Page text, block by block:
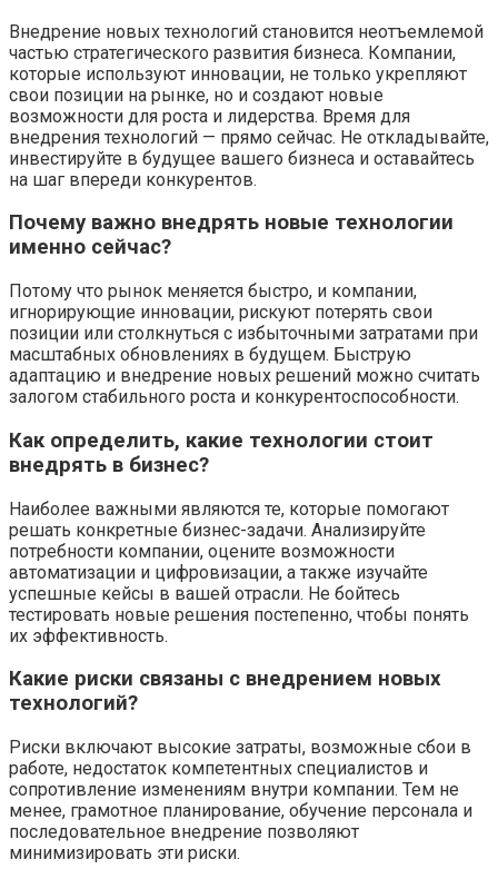
Внедрение новых технологий становится неотъемлемой
частью стратегического развития бизнеса. Компании,
которые используют инновации, не только укрепляют
свои позиции на рынке, но и создают новые
возможности для роста и лидерства. Время для
внедрения технологий — прямо сейчас. Не откладывайте,
инвестируйте в будущее вашего бизнеса и оставайтесь
на шаг впереди конкурентов.
Почему важно внедрять новые технологии
именно сейчас?
Потому что рынок меняется быстро, и компании,
игнорирующие инновации, рискуют потерять свои
позиции или столкнуться с избыточными затратами при
масштабных обновлениях в будущем. Быструю
адаптацию и внедрение новых решений можно считать
залогом стабильного роста и конкурентоспособности.
Как определить, какие технологии стоит
внедрять в бизнес?
Наиболее важными являются те, которые помогают
решать конкретные бизнес-задачи. Анализируйте
потребности компании, оцените возможности
автоматизации и цифровизации, а также изучайте
успешные кейсы в вашей отрасли. Не бойтесь
тестировать новые решения постепенно, чтобы понять
их эффективность.
Какие риски связаны с внедрением новых
технологий?
Риски включают высокие затраты, возможные сбои в
работе, недостаток компетентных специалистов и
сопротивление изменениям внутри компании. Тем не
менее, грамотное планирование, обучение персонала и
последовательное внедрение позволяют
минимизировать эти риски.